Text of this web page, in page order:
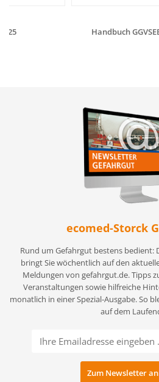
Handbuch
ecomed-Storck
Rund um Gefahrgut bestens bedient:
bringt Sie wöchentlich auf den
Meldungen von gefahrgut.de. Tipps
Veranstaltungen sowie hilfreiche
monatlich in einer Spezial-Ausgabe. So
auf dem